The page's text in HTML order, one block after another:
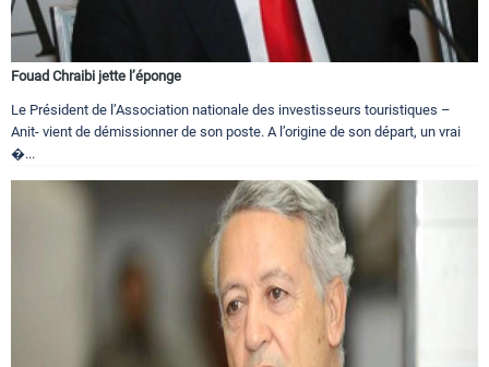
Fouad Chraibi jette l’éponge
Le Président de l’Association nationale des investisseurs touristiques –
Anit- vient de démissionner de son poste. A l’origine de son départ, un vrai
�...